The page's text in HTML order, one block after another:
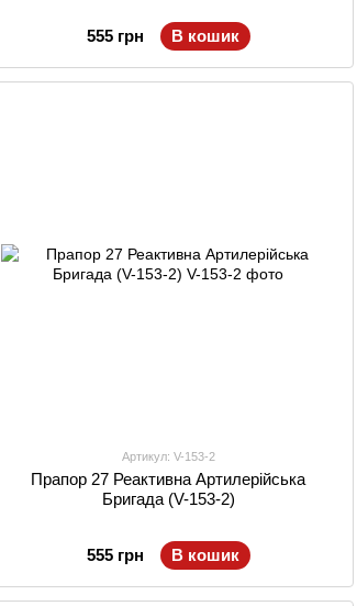
555 грн В кошик
Артикул: V-153-2
Прапор 27 Реактивна Артилерійська
Бригада (V-153-2)
555 грн В кошик